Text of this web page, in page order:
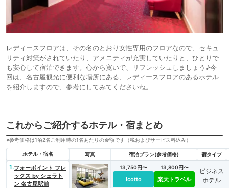
レディースフロアは、その名のとおり女性専用のフロアなので、セキュ
リティ対策がされていたり、アメニティが充実していたりと、ひとりで
も安心して宿泊できます。心から寛いで、リフレッシュしましょう♪今
回は、名古屋観光に便利な場所にある、レディースフロアのあるホテル
を紹介しますので、参考にしてみてくださいね。
これからご紹介するホテル・宿まとめ
※参考価格は1泊2名ご利用時の1名あたりの金額です（税およびサービス料込み）
ホテル・宿名 写真 宿泊プラン(参考価格) 宿タイプ
1.フォーポイント フレ
ックス by シェラト
ン 名古屋駅前
13,750円〜
icotto
13,800円〜
楽天トラベル
ビジネス
ホテル